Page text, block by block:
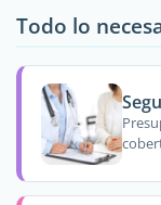
Todo lo